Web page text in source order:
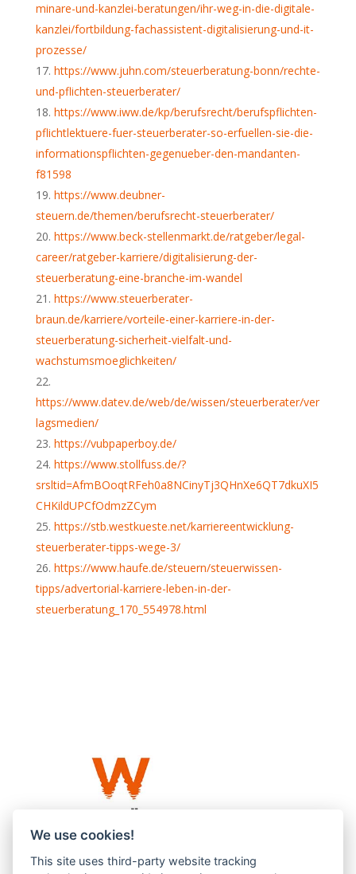
minare-und-kanzlei-beratungen/ihr-weg-in-die-digitale-
kanzlei/fortbildung-fachassistent-digitalisierung-und-it-
prozesse/
https://www.juhn.com/steuerberatung-bonn/rechte-
und-pflichten-steuerberater/
https://www.iww.de/kp/berufsrecht/berufspflichten-
pflichtlektuere-fuer-steuerberater-so-erfuellen-sie-die-
informationspflichten-gegenueber-den-mandanten-
f81598
https://www.deubner-
steuern.de/themen/berufsrecht-steuerberater/
https://www.beck-stellenmarkt.de/ratgeber/legal-
career/ratgeber-karriere/digitalisierung-der-
steuerberatung-eine-branche-im-wandel
https://www.steuerberater-
braun.de/karriere/vorteile-einer-karriere-in-der-
steuerberatung-sicherheit-vielfalt-und-
wachstumsmoeglichkeiten/
https://www.datev.de/web/de/wissen/steuerberater/ver
lagsmedien/
https://vubpaperboy.de/
https://www.stollfuss.de/?
srsltid=AfmBOoqtRFeh0a8NCinyTj3QHnXe6QT7dkuXI5
CHKildUPCfOdmzZCym
https://stb.westkueste.net/karriereentwicklung-
steuerberater-tipps-wege-3/
https://www.haufe.de/steuern/steuerwissen-
tipps/advertorial-karriere-leben-in-der-
steuerberatung_170_554978.html
We use cookies!
This site uses third-party website tracking